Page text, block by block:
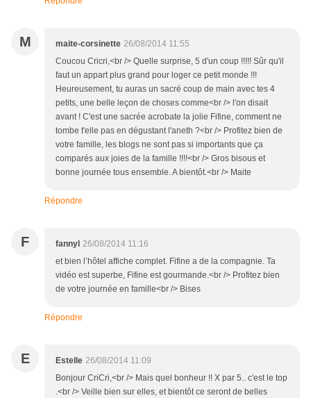
M maite-corsinette 26/08/2014 11:55
Coucou Cricri,<br /> Quelle surprise, 5 d'un coup !!!!! Sûr qu'il
faut un appart plus grand pour loger ce petit monde !!!
Heureusement, tu auras un sacré coup de main avec tes 4
petits, une belle leçon de choses comme<br /> l'on disait
avant ! C'est une sacrée acrobate la jolie Fifine, comment ne
tombe t'elle pas en dégustant l'aneth ?<br /> Profitez bien de
votre famille, les blogs ne sont pas si importants que ça
comparés aux joies de la famille !!!!<br /> Gros bisous et
bonne journée tous ensemble. A bientôt.<br /> Maite
Répondre
F fannyl 26/08/2014 11:16
et bien l’hôtel affiche complet. Fifine a de la compagnie. Ta
vidéo est superbe, Fifine est gourmande.<br /> Profitez bien
de votre journée en famille<br /> Bises
Répondre
E Estelle 26/08/2014 11:09
Bonjour CriCri,<br /> Mais quel bonheur !! X par 5.. c'est le top
.<br /> Veille bien sur elles, et bientôt ce seront de belles